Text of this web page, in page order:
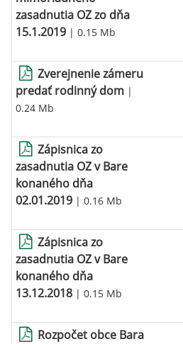
zasadnutia OZ zo dňa
15.1.2019 | 0.15 Mb
Zverejnenie zámeru
predať rodinný dom |
0.24 Mb
Zápisnica zo
zasadnutia OZ v Bare
konaného dňa
02.01.2019 | 0.16 Mb
Zápisnica zo
zasadnutia OZ v Bare
konaného dňa
13.12.2018 | 0.15 Mb
Rozpočet obce Bara